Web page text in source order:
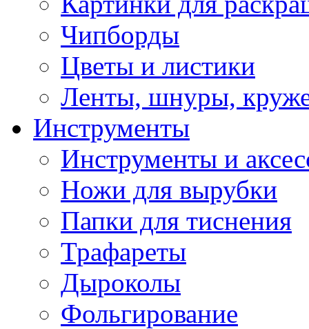
Чипборды
Цветы и листики
Ленты, шнуры,
Инструменты
Инструменты и
Ножи для вырубки
Папки для тиснения
Трафареты
Дыроколы
Фольгирование